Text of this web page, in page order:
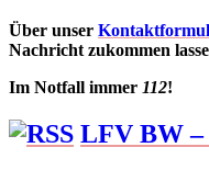
Über unser
Nachricht zukommen
Im Notfall immer 112!
LFV BW –